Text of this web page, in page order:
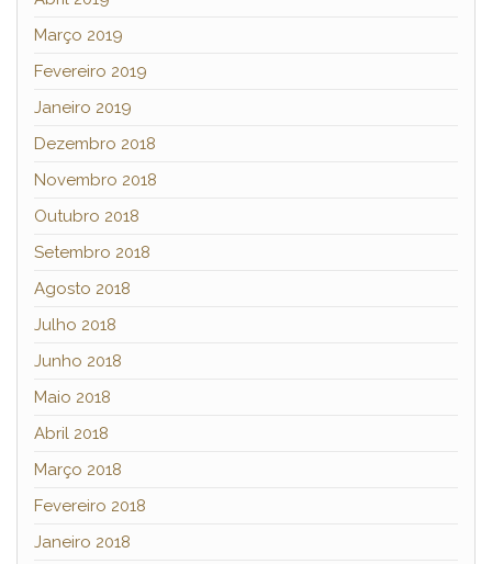
Março 2019
Fevereiro 2019
Janeiro 2019
Dezembro 2018
Novembro 2018
Outubro 2018
Setembro 2018
Agosto 2018
Julho 2018
Junho 2018
Maio 2018
Abril 2018
Março 2018
Fevereiro 2018
Janeiro 2018